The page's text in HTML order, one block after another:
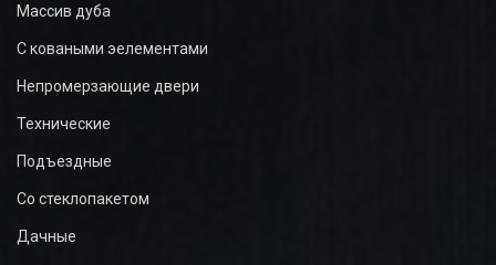
Массив дуба
С коваными эелементами
Непромерзающие двери
Технические
Подъездные
Со стеклопакетом
Дачные